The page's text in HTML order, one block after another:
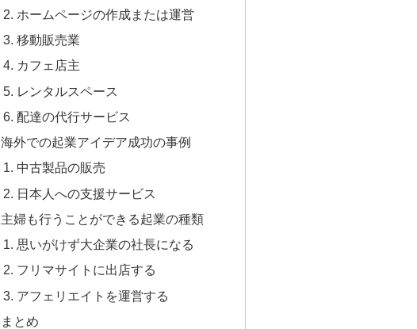
ホームページの作成または運営
移動販売業
カフェ店主
レンタルスペース
配達の代行サービス
海外での起業アイデア成功の事例
中古製品の販売
日本人への支援サービス
主婦も行うことができる起業の種類
思いがけず大企業の社長になる
フリマサイトに出店する
アフェリエイトを運営する
まとめ